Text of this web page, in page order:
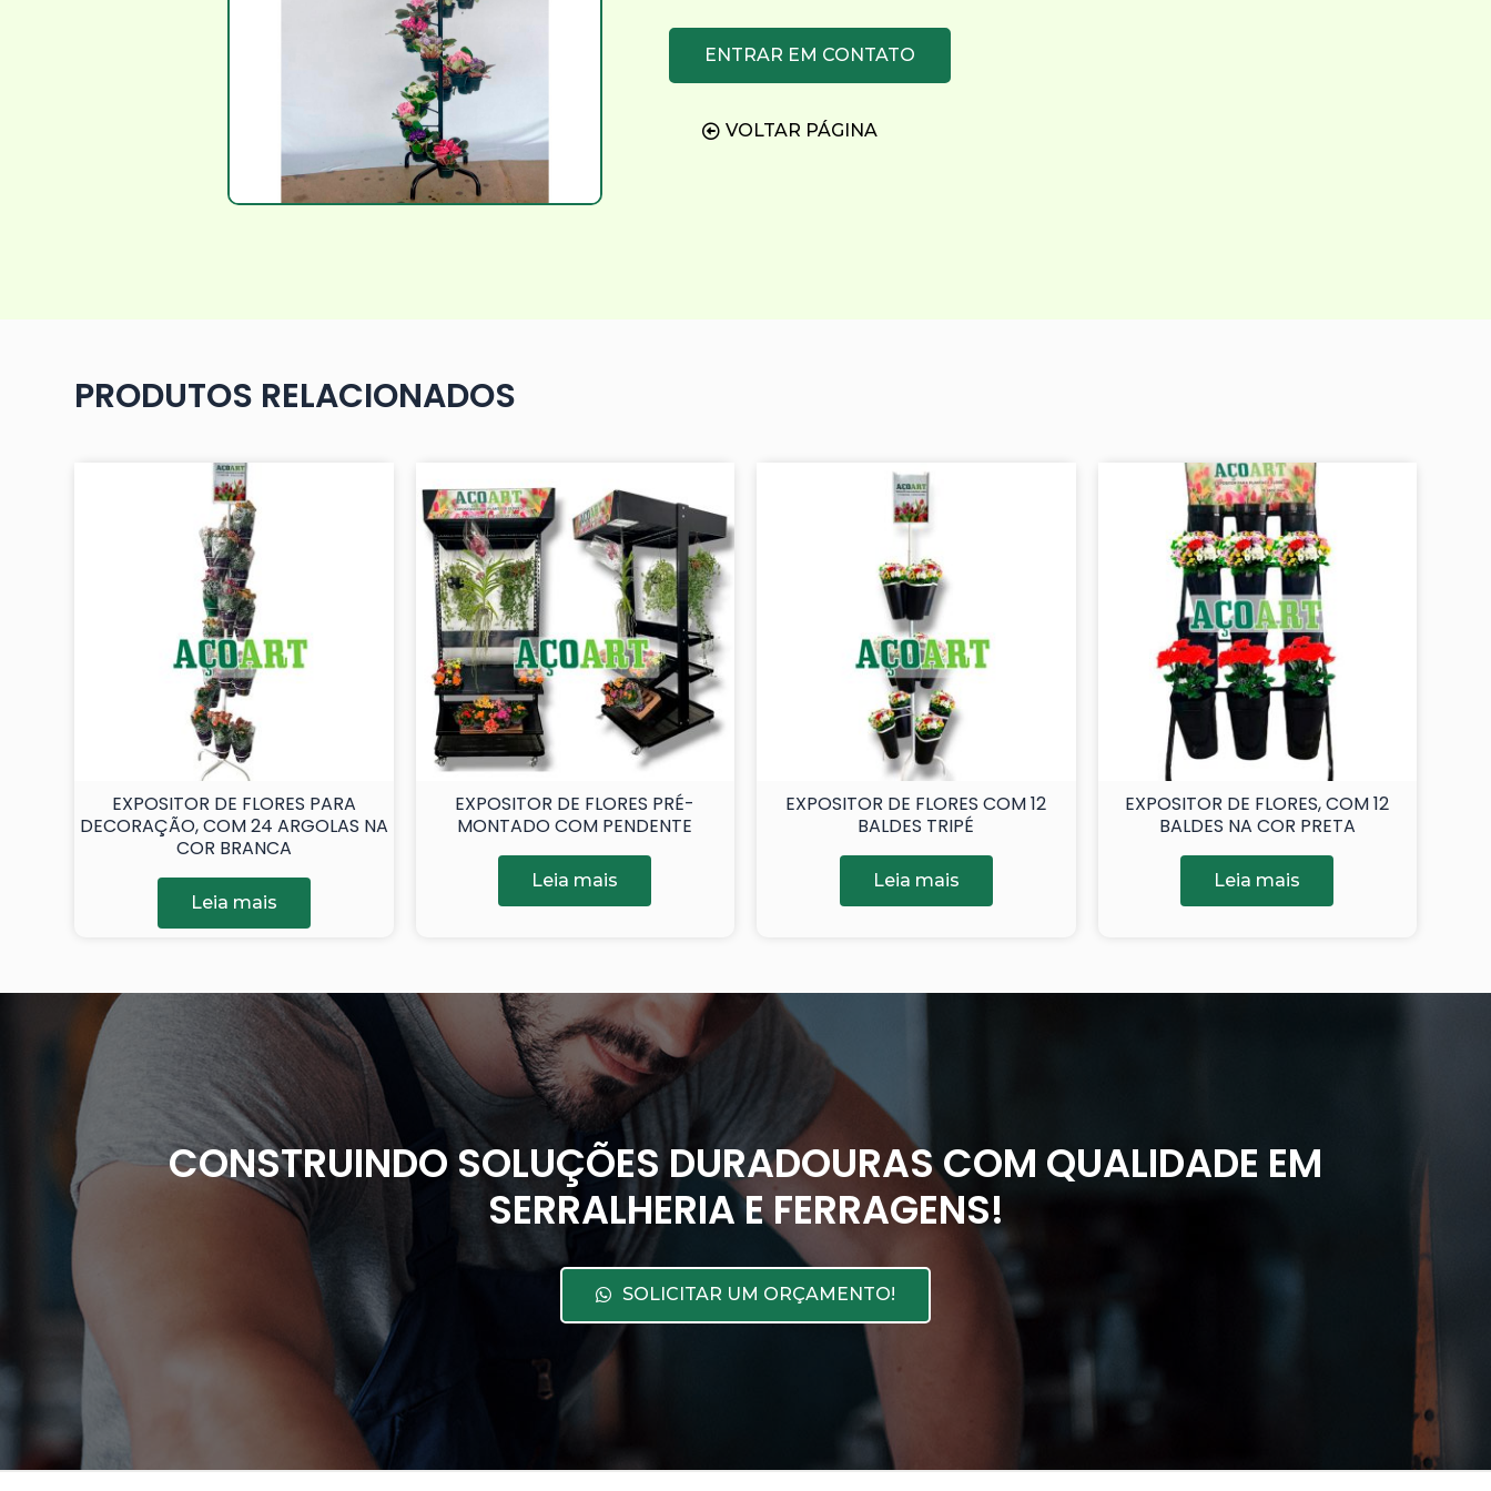
ENTRAR EM CONTATO
VOLTAR PÁGINA
PRODUTOS RELACIONADOS
EXPOSITOR DE FLORES PARA
DECORAÇÃO, COM 24 ARGOLAS NA
COR BRANCA
Leia mais
EXPOSITOR DE FLORES PRÉ-
MONTADO COM PENDENTE
Leia mais
EXPOSITOR DE FLORES COM 12
BALDES TRIPÉ
Leia mais
EXPOSITOR DE FLORES, COM 12
BALDES NA COR PRETA
Leia mais
CONSTRUINDO SOLUÇÕES DURADOURAS COM QUALIDADE EM
SERRALHERIA E FERRAGENS!
SOLICITAR UM ORÇAMENTO!